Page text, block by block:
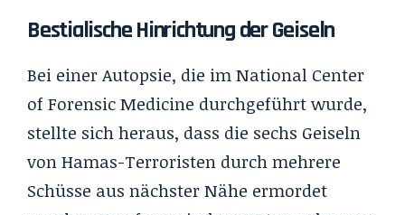
Bestialische Hinrichtung der Geiseln
Bei einer Autopsie, die imNational Center
of Forensic Medicine durchgeführt wurde,
stellte sich heraus, dass die sechs Geiseln
von Hamas-Terroristen durch mehrere
Schüsse aus nächster Nähe ermordet